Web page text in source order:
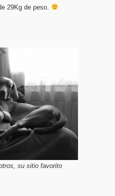
29Kg de peso.
su sitio favorito